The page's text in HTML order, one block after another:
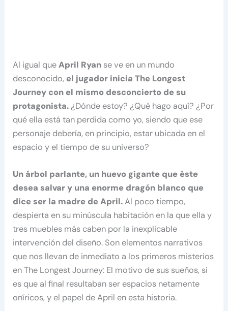
Al igual queApril Ryan se ve en un mundo
desconocido, el jugador inicia The Longest
Journey con el mismo desconcierto de su
protagonista.¿Dónde estoy? ¿Qué hago aquí? ¿Por
qué ella está tan perdida como yo, siendo que ese
personaje debería, en principio, estar ubicada en el
espacio y el tiempo de su universo?
Un árbol parlante, un huevo gigante que éste
desea salvar y una enorme dragón blanco que
dice ser la madre de April.Al poco tiempo,
despierta en su minúscula habitación en la que ella y
tres muebles más caben por la inexplicable
intervención del diseño. Son elementos narrativos
que nos llevan de inmediato a los primeros misterios
en The Longest Journey: El motivo de sus sueños, si
es que al final resultaban ser espacios netamente
oníricos, y el papel de April en esta historia.